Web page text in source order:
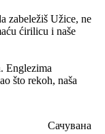
zabeležiš Užice, ne
ćirilicu i naše
Englezima
što rekoh, naša
Сачувана